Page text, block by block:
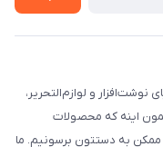
و لوازم‌التحریر،
اینه که محصولات
به دستتون برسونیم. ما